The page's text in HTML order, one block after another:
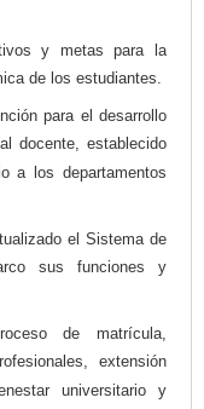
y metas para la
de los estudiantes.
para el desarrollo
docente, establecido
a los departamentos
el Sistema de
sus funciones y
de matrícula,
extensión
universitario y